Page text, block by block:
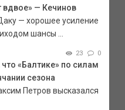
вдвое» — Кечинов
— хорошее усиление
шансы ...
23 0
«Балтике» по силам
сезона
Петров высказался